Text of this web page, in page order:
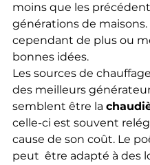
moins que les
générations de maisons.
cependant de plus ou
bonnes idées.
Les sources de
des meilleurs
semblent être la
celle-ci est souvent
cause de son coût. Le
peut  être adapté à des